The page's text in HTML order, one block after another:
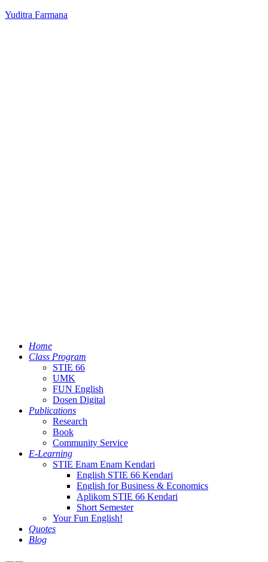
Yuditra Farmana
Home
Class Program
STIE 66
UMK
FUN English
Dosen Digital
Publications
Research
Book
Community Service
E-Learning
STIE Enam Enam Kendari
English STIE 66 Kendari
English for Business & Economics
Aplikom STIE 66 Kendari
Short Semester
Your Fun English!
Quotes
Blog